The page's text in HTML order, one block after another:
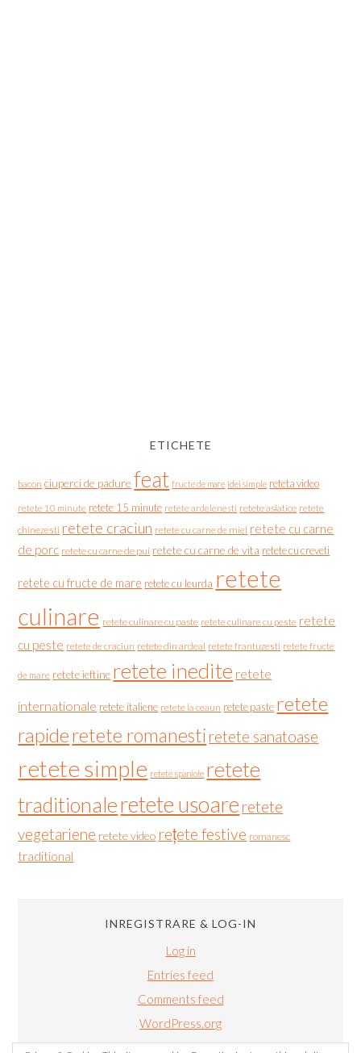
ETICHETE
bacon ciuperci de padure feat fructe de mare idei simple reteta video
retete 10 minute retete 15 minute retete ardelenesti retete asiatice retete
chinezesti retete craciun retete cu carne de miel retete cu carne
de porc retete cu carne de pui retete cu carne de vita retete cu creveti
retete cu fructe de mare retete cu leurda retete
culinare retete culinare cu paste retete culinare cu peste retete
cu peste retete de craciun retete din ardeal retete frantuzesti retete fructe
de mare retete ieftine retete inedite retete
internationale retete italiene retete la ceaun retete paste retete
rapideretete romanesti retete sanatoase
retete simple retete spaniole retete
traditionaleretete usoare retete
vegetariene retete video rețete festive romanesc
traditional
INREGISTRARE & LOG-IN
Log in
Entries feed
Comments feed
WordPress.org